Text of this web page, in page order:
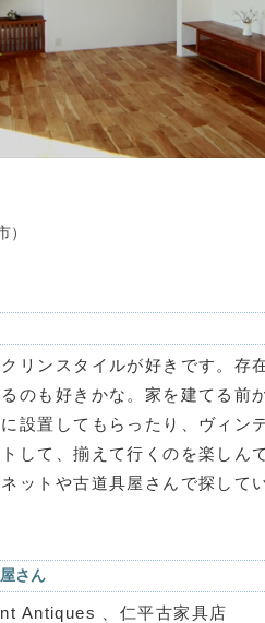
）
リンスタイルが好きです。存
のも好きかな。家を建てる前
設置してもらったり、ヴィン
して、揃えて行くのを楽しん
ットや古道具屋さんで探して
さん
Antiques 、仁平古家具店